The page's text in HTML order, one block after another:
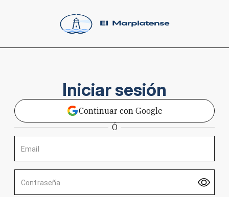
Iniciar sesión
Continuar con Google
Ó
Email
Contraseña